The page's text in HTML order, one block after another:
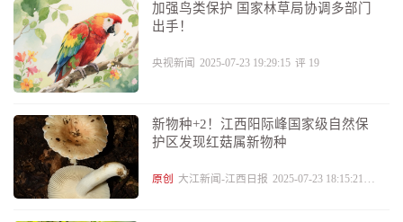
加强鸟类保护 国家林草局协调多部门
出手！
央视新闻 2025-07-23 19:29:15 评 19
新物种+2！江西阳际峰国家级自然保
护区发现红菇属新物种
原创 大江新闻-江西日报 2025-07-23 18:15:21 评